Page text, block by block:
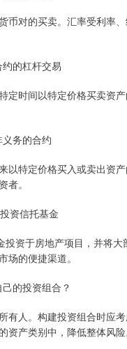
币对的买卖。汇率受利率
的杠杆交易
定时间以特定价格买卖资
务的合约
以特定价格买入或卖出资
者。
资信托基金
投资于房地产项目，并将
场的便捷渠道。
的投资组合？
有人。构建投资组合时应
资产类别中，降低整体风险